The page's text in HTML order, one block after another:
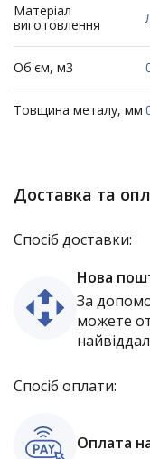
Матеріал
виготовлення
Об'єм, м3
Товщина металу, мм
Доставка та
Спосіб доставки:
Нова
За
можете
Спосіб оплати:
Оплата